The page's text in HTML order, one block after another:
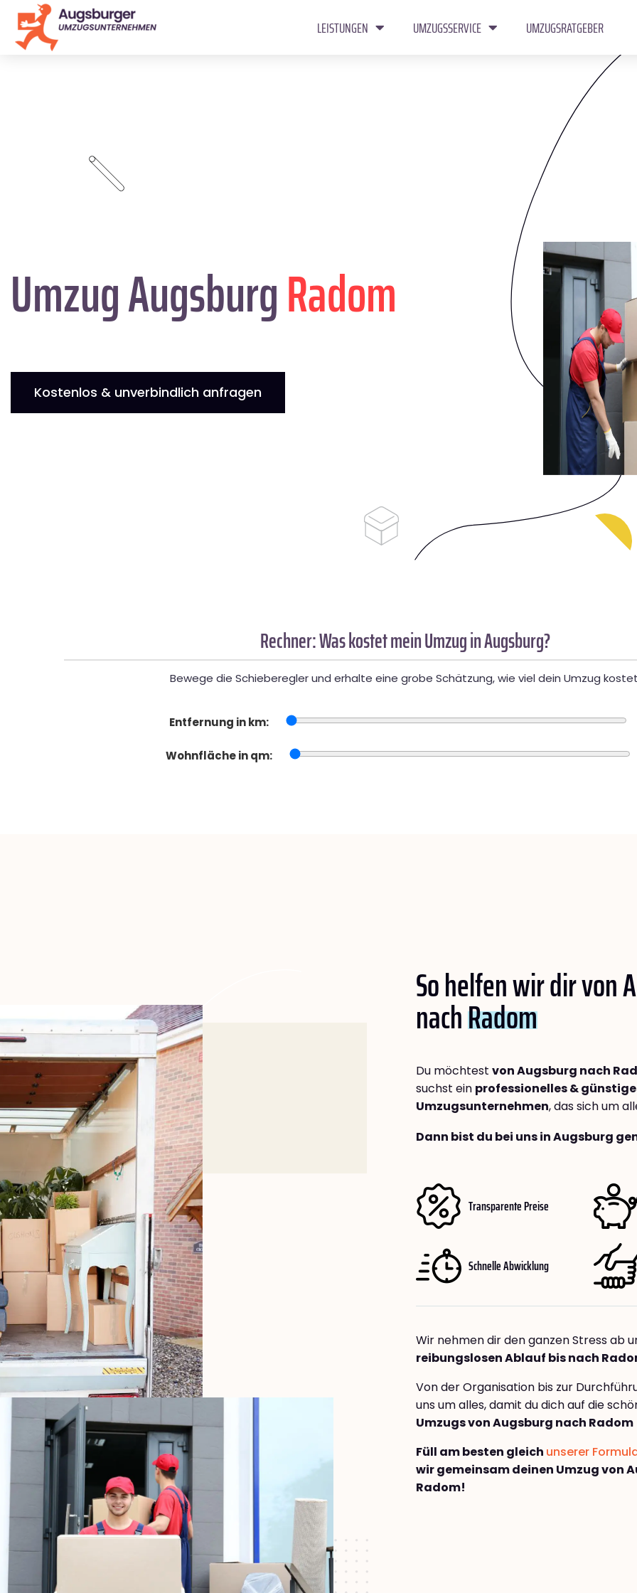
LEISTUNGEN UMZUGSSERVICE UMZUGSRATGEBER
Umzug AugsburgRadom
Kostenlos & unverbindlich anfragen
Rechner: Was kostet mein Umzug in Augsburg?
Bewege die Schieberegler und erhalte eine grobe Schätzung, wie viel dein Umzug
Entfernung in km:
Wohnfläche in qm:
So helfen wir dir von
nachRadom
Du möchtest von Augsburg nach
suchst ein professionelles &
Umzugsunternehmen, das sich um
Dann bist du bei uns in Augsburg
Transparente Preise
Schnelle Abwicklung
Wir nehmen dir den ganzen Stress ab
reibungslosen Ablauf bis nach
Von der Organisation bis zur
uns um alles, damit du dich auf die
Umzugs von Augsburg nach Radom
Füll am besten gleich unserer
wir gemeinsam deinen Umzug von
Radom!